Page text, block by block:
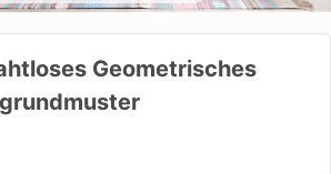
Geometrisches